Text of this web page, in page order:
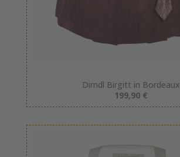
Dirndl Birgitt in Bordeaux
199,90 €